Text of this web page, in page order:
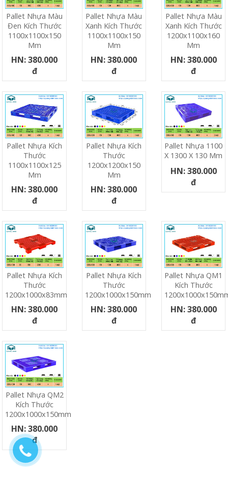
Pallet Nhựa Màu
Đen Kích Thước
1100x1100x150
Mm
HN: 380.000
đ
Pallet Nhựa Màu
Xanh Kích Thước
1100x1100x150
Mm
HN: 380.000
đ
Pallet Nhựa Màu
Xanh Kích Thước
1200x1100x160
Mm
HN: 380.000
đ
Pallet Nhựa Kích
Thước
1100x1100x125
Mm
HN: 380.000
đ
Pallet Nhựa Kích
Thước
1200x1200x150
Mm
HN: 380.000
đ
Pallet Nhựa 1100
X 1300 X 130 Mm
HN: 380.000
đ
Pallet Nhựa Kích
Thước
1200x1000x83mm
HN: 380.000
đ
Pallet Nhựa Kích
Thước
1200x1000x150mm
HN: 380.000
đ
Pallet Nhựa QM1
Kích Thước
HN: 380.000
đ
Pallet Nhựa QM2
Kích Thước
1200x1000x150mm
HN: 380.000
đ